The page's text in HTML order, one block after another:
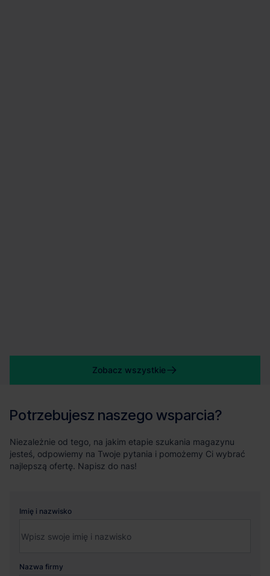
Zobacz wszystkie
Potrzebujesz naszego wsparcia?
Niezależnie od tego, na jakim etapie szukania magazynu
jesteś, odpowiemy na Twoje pytania i pomożemy Ci wybrać
najlepszą ofertę. Napisz do nas!
Imię i nazwisko
Nazwa firmy